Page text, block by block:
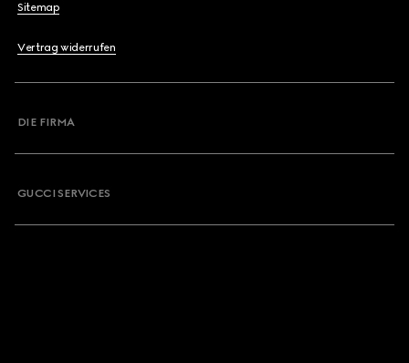
Sitemap
Vertrag widerrufen
DIE FIRMA
GUCCI SERVICES